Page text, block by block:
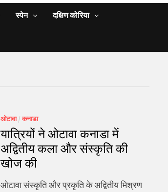
स्पेन दक्षिण कोरिया
ओटावा/कनाडा
यात्रियों ने ओटावा कनाडा में
अद्वितीय कला और संस्कृति की
खोज की
ओटावा संस्कृति और प्रकृति के अद्वितीय मिश्रण